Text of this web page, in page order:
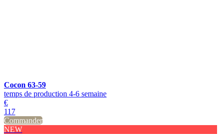
Cocon 63-59
temps de production 4-6 semaine
€
117
Commander
NEW